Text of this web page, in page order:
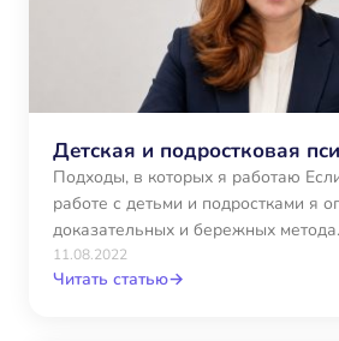
Детская и подростковая
Подходы, в которых я работаю
работе с детьми и подростками я
доказательных и бережных
поведенческая…
11.08.2022
Читать статью→